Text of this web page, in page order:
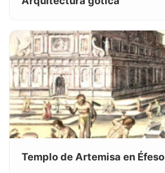
Templo de Artemisa en Éfeso